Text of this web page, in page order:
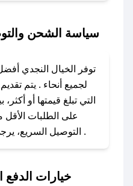
باستخدام تطبيق
الكوبون، تواصل معنا
سياسة الشحن
توفر الخيال النجدي
لجميع أنحاء . يتم
التي تبلغ قيمتها أو
على الطلبات الأقل
التوصيل السريع، يرجى تقديم طلبك قبل الساعة .
خيارات الدفع